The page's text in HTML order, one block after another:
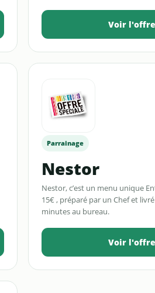
Voir l'offre
Parrainage
Nestor
Nestor, c’est un menu unique
15€ , préparé par un Chef et
minutes au bureau.
Voir l'offre